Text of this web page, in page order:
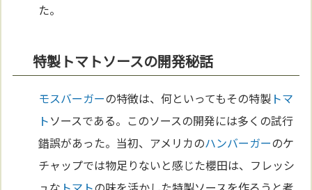
た。
特製トマトソースの開発秘話
モスバーガーの特徴は、何といってもその特製 トマ
トソースである。このソースの開発には多くの試行
錯誤があった。当初、アメリカのハンバーガーのケ
チャップでは物足りないと感じた櫻田は、フレッシ